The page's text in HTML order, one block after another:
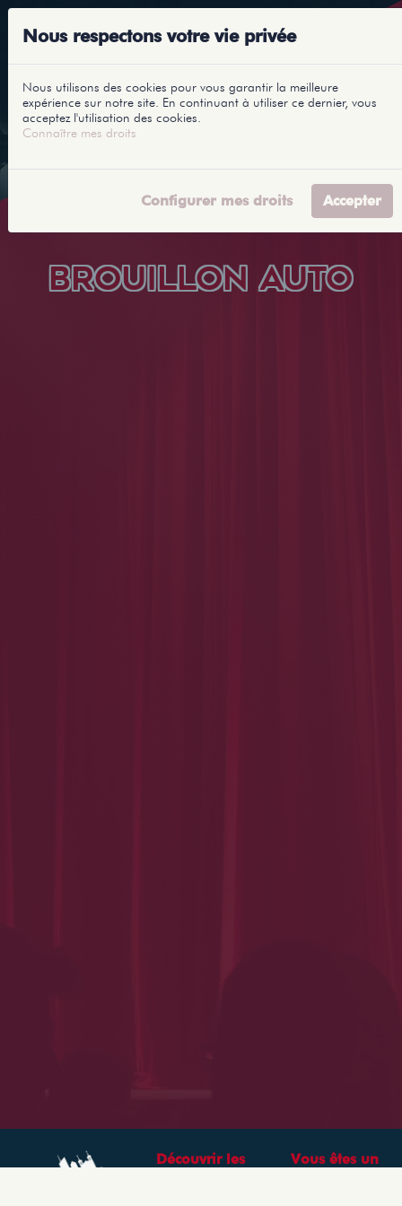
BROUILLON AUTO
Découvrir les
Vous êtes un
Nous respectons votre vie privée
Nous utilisons des cookies pour vous garantir la meilleure
expérience sur notre site. En continuant à utiliser ce dernier, vous
acceptez l'utilisation des cookies.
Connaître mes droits
Configurer mes droits Accepter